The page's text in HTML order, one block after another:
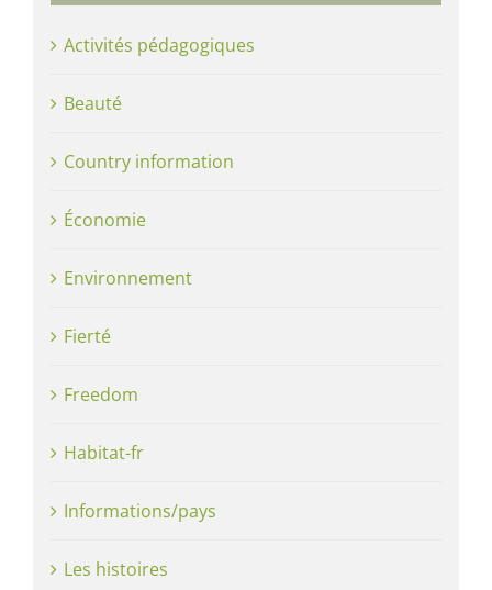
Activités pédagogiques
Beauté
Country information
Économie
Environnement
Fierté
Freedom
Habitat-fr
Informations/pays
Les histoires